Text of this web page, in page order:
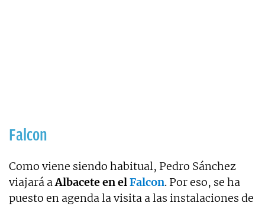
Falcon
Como viene siendo habitual, Pedro Sánchez
viajará aAlbacete en elFalcon. Por eso, se ha
puesto en agenda la visita a las instalaciones de